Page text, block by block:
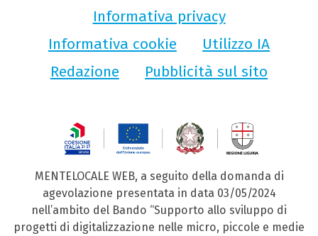
Informativa privacy
Informativa cookie
Utilizzo IA
Redazione
Pubblicità sul sito
MENTELOCALE WEB, a seguito della domanda di
agevolazione presentata in data 03/05/2024
nell’ambito del Bando “Supporto allo sviluppo di
progetti di digitalizzazione nelle micro, piccole e medie